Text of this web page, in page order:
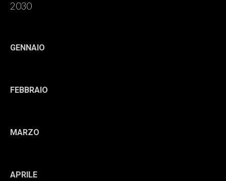
2030
GENNAIO
FEBBRAIO
MARZO
APRILE